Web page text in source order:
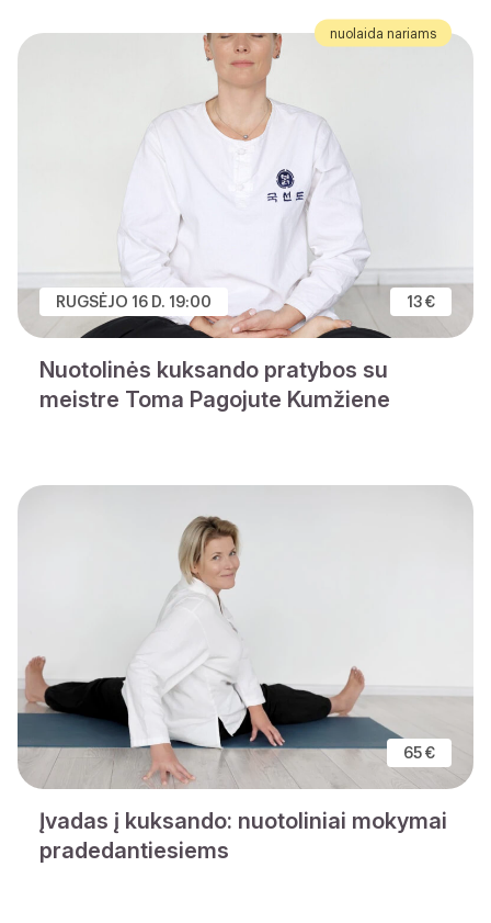
nuolaida nariams
RUGSĖJO 16 D. 19:00 13 €
Nuotolinės kuksando pratybos su
meistre Toma Pagojute Kumžiene
65 €
Įvadas į kuksando: nuotoliniai mokymai
pradedantiesiems